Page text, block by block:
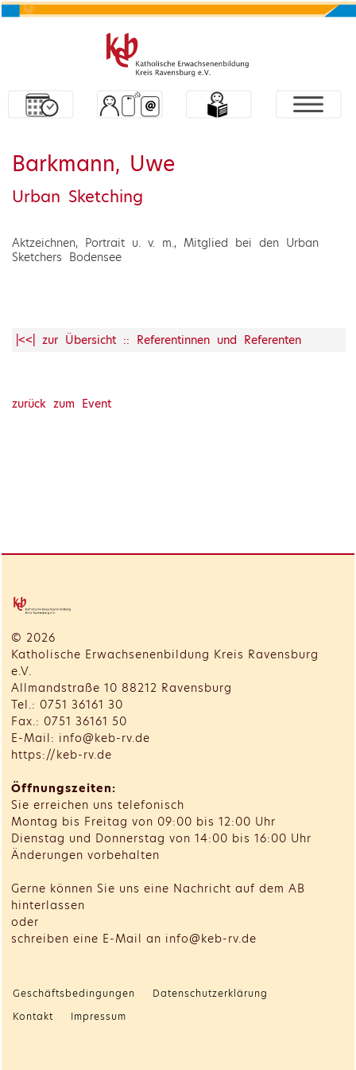
Barkmann, Uwe
Urban Sketching
Aktzeichnen, Portrait u. v. m., Mitglied bei den Urban
Sketchers Bodensee
|<<| zur Übersicht :: Referentinnen und Referenten
zurück zum Event
© 2026
Katholische Erwachsenenbildung Kreis Ravensburg
e.V.
Allmandstraße 10 88212 Ravensburg
Tel.: 0751 36161 30
Fax.: 0751 36161 50
E-Mail: info@keb-rv.de
https://keb-rv.de
Öffnungszeiten:
Sie erreichen uns telefonisch
Montag bis Freitag von 09:00 bis 12:00 Uhr
Dienstag und Donnerstag von 14:00 bis 16:00 Uhr
Änderungen vorbehalten
Gerne können Sie uns eine Nachricht auf dem AB
hinterlassen
oder
schreiben eine E-Mail an info@keb-rv.de
Geschäftsbedingungen
Datenschutzerklärung
Kontakt
Impressum